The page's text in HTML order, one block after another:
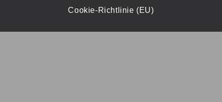
Cookie-Richtlinie (EU)